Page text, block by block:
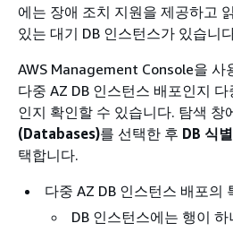
에는 장애 조치 지원을 제공하고
있는 대기 DB 인스턴스가 있습니
AWS Management Console을 사
다중 AZ DB 인스턴스 배포인지
인지 확인할 수 있습니다. 탐색 창
(Databases)를 선택한 후 DB 식
택합니다.
다중 AZ DB 인스턴스 배포의
DB 인스턴스에는 행이